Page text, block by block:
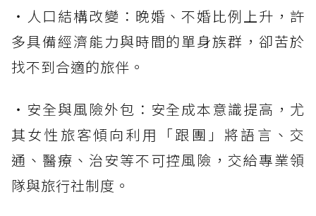
・人口結構改變：晚婚、不婚比例上升，許
多具備經濟能力與時間的單身族群，卻苦於
找不到合適的旅伴。
・安全與風險外包：安全成本意識提高，尤
其女性旅客傾向利用「跟團」將語言、交
通、醫療、治安等不可控風險，交給專業領
隊與旅行社制度。